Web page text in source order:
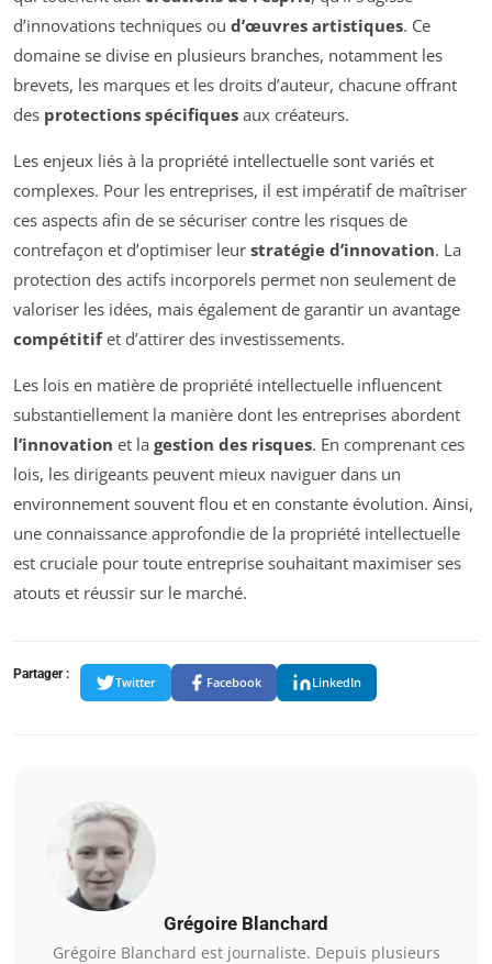
d’innovations techniques ou d’œuvres artistiques. Ce
domaine se divise en plusieurs branches, notamment les
brevets, les marques et les droits d’auteur, chacune offrant
des protections spécifiques aux créateurs.
Les enjeux liés à la propriété intellectuelle sont variés et
complexes. Pour les entreprises, il est impératif de maîtriser
ces aspects afin de se sécuriser contre les risques de
contrefaçon et d’optimiser leur stratégie d’innovation. La
protection des actifs incorporels permet non seulement de
valoriser les idées, mais également de garantir un avantage
compétitifet d’attirer des investissements.
Les lois en matière de propriété intellectuelle influencent
substantiellement la manière dont les entreprises abordent
l’innovation et la gestion des risques. En comprenant ces
lois, les dirigeants peuvent mieux naviguer dans un
environnement souvent flou et en constante évolution. Ainsi,
une connaissance approfondie de la propriété intellectuelle
est cruciale pour toute entreprise souhaitant maximiser ses
atouts et réussir sur le marché.
Partager :
Twitter Facebook LinkedIn
Grégoire Blanchard
Grégoire Blanchard est journaliste. Depuis plusieurs